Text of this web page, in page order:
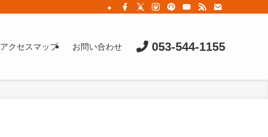
アクセスマップ お問い合わせ 053-544-1155